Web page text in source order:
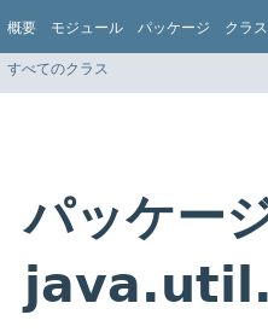
概要 モジュール パッケージ クラス
すべてのクラス
パッケー